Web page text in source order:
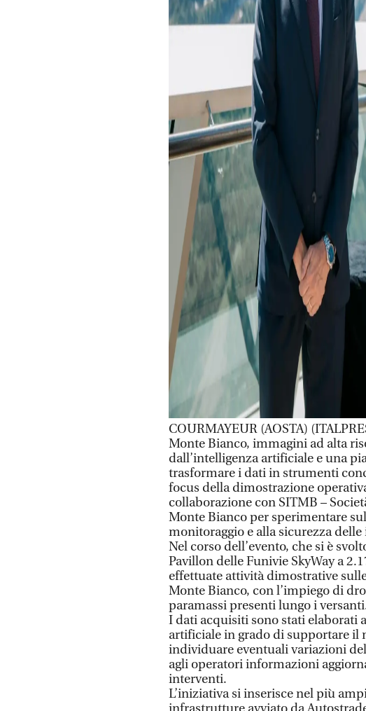
COURMAYEUR (AOSTA)
Monte Bianco, immagini ad alta
dall’intelligenza artificiale e una
trasformare i dati in strumenti
focus della dimostrazione
collaborazione con SITMB –
Monte Bianco per sperimentare
monitoraggio e alla sicurezza
Nel corso dell’evento, che si è
Pavillon delle Funivie SkyWay a
effettuate attività dimostrative
Monte Bianco, con l’impiego di
paramassi presenti lungo i
I dati acquisiti sono stati elaborati
artificiale in grado di supportare
individuare eventuali variazioni
agli operatori informazioni
interventi.
L’iniziativa si inserisce nel più